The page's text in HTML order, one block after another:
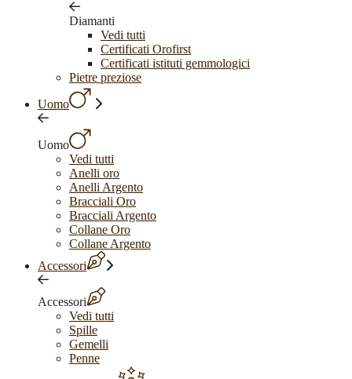
Diamanti
Vedi tutti
Certificati Orofirst
Certificati istituti gemmologici
Pietre preziose
Uomo
Uomo
Vedi tutti
Anelli oro
Anelli Argento
Bracciali Oro
Bracciali Argento
Collane Oro
Collane Argento
Accessori
Accessori
Vedi tutti
Spille
Gemelli
Penne